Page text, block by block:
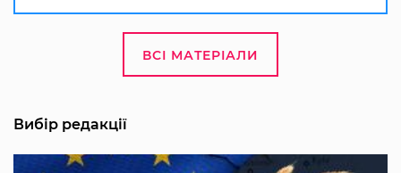
ВСІ МАТЕРІАЛИ
Вибір редакції